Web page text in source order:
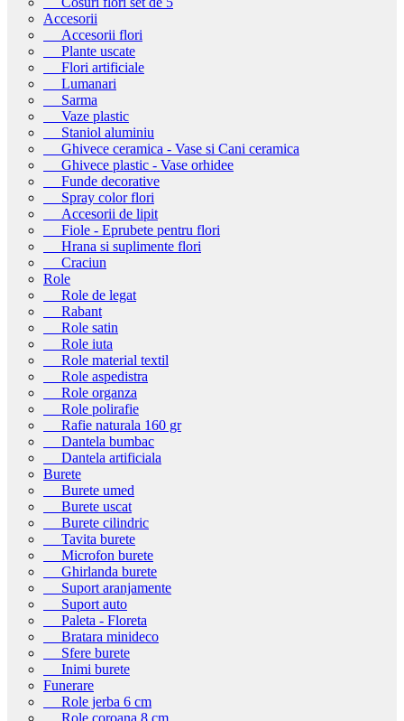
Accesorii
Accesorii flori
Plante uscate
Flori artificiale
Lumanari
Sarma
Vaze plastic
Staniol aluminiu
Ghivece ceramica - Vase si Cani ceramica
Ghivece plastic - Vase orhidee
Funde decorative
Spray color flori
Accesorii de lipit
Fiole - Eprubete pentru flori
Hrana si suplimente flori
Craciun
Role
Role de legat
Rabant
Role satin
Role iuta
Role material textil
Role aspedistra
Role organza
Role polirafie
Rafie naturala 160 gr
Dantela bumbac
Dantela artificiala
Burete
Burete umed
Burete uscat
Burete cilindric
Tavita burete
Microfon burete
Ghirlanda burete
Suport aranjamente
Suport auto
Paleta - Floreta
Bratara minideco
Sfere burete
Inimi burete
Funerare
Role jerba 6 cm
Role coroana 8 cm